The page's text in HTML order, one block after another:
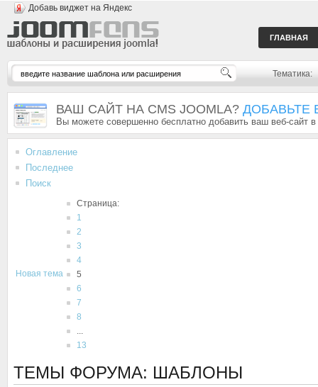
Добавь виджет на Яндекс
ГЛАВНАЯ
Тематика:
ВАШ САЙТ НА CMS JOOMLA? ДОБАВЬТЕ
Вы можете совершенно бесплатно добавить ваш веб-сайт
Оглавление
Последнее
Поиск
Новая тема
Страница:
1
2
3
4
5
6
7
8
...
13
ТЕМЫ ФОРУМА: ШАБЛОНЫ